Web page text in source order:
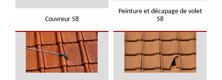
Couvreur 58
Peinture et décapage de volet
58